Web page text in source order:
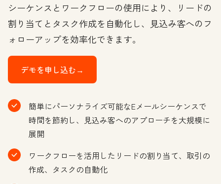
シーケンスとワークフローの使用により、リードの
割り当てとタスク作成を自動化し、見込み客へのフ
ォローアップを効率化できます。
デモを申し込む→
簡単にパーソナライズ可能なEメールシーケンスで
時間を節約し、見込み客へのアプローチを大規模に
展開
ワークフローを活用したリードの割り当て、取引の
作成、タスクの自動化